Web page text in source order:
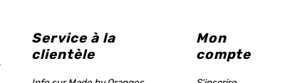
Service à la
clientèle
Mon
compte